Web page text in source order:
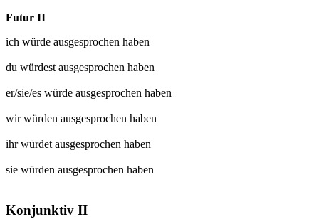
Futur II
ich würde ausgesprochen haben
du würdestausgesprochen haben
er/sie/es würde ausgesprochen haben
wir würden ausgesprochen haben
ihr würdetausgesprochen haben
sie würden ausgesprochen haben
Konjunktiv II